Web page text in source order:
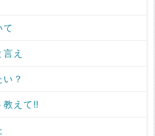
て
え
？
教えて‼️